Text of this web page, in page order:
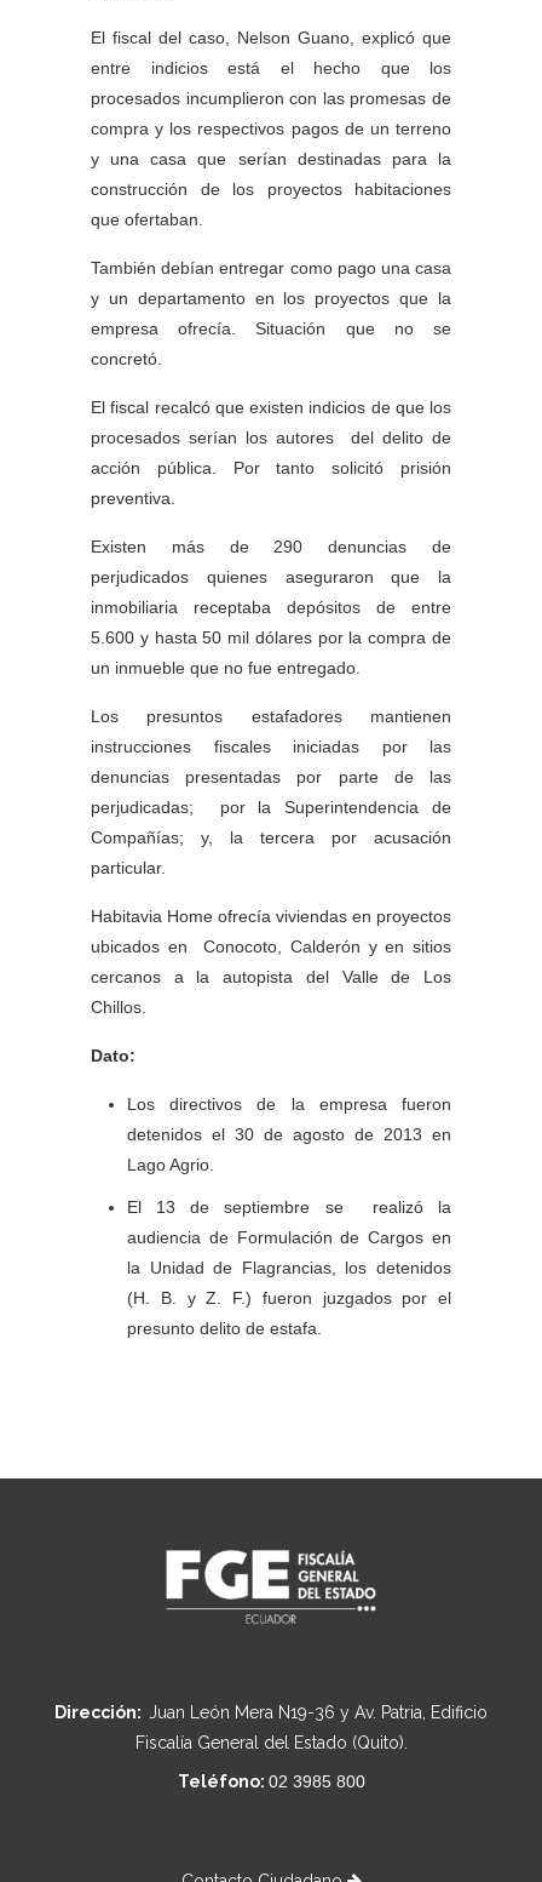
El fiscal del caso, Nelson Guano, explicó que
entre indicios está el hecho que los
procesados incumplieron con las promesas de
compra y los respectivos pagos de un terreno
y una casa que serían destinadas para la
construcción de los proyectos habitaciones
que ofertaban.
También debían entregar como pago una casa
y un departamento en los proyectos que la
empresa ofrecía. Situación que no se
concretó.
El fiscal recalcó que existen indicios de que los
procesados serían los autores del delito de
acción pública. Por tanto solicitó prisión
preventiva.
Existen más de 290 denuncias de
perjudicados quienes aseguraron que la
inmobiliaria receptaba depósitos de entre
5.600 y hasta 50 mil dólares por la compra de
un inmueble que no fue entregado.
Los presuntos estafadores mantienen
instrucciones fiscales iniciadas por las
denuncias presentadas por parte de las
perjudicadas; por la Superintendencia de
Compañías; y, la tercera por acusación
particular.
Habitavia Home ofrecía viviendas en proyectos
ubicados en Conocoto, Calderón y en sitios
cercanos a la autopista del Valle de Los
Chillos.
Dato:
Los directivos de la empresa fueron
detenidos el 30 de agosto de 2013 en
Lago Agrio.
El 13 de septiembre se realizó la
audiencia de Formulación de Cargos en
la Unidad de Flagrancias, los detenidos
(H. B. y Z. F.) fueron juzgados por el
presunto delito de estafa.
Dirección: Juan León Mera N19-36 y Av. Patria, Edificio
Fiscalía General del Estado (Quito).
Teléfono: 02 3985 800